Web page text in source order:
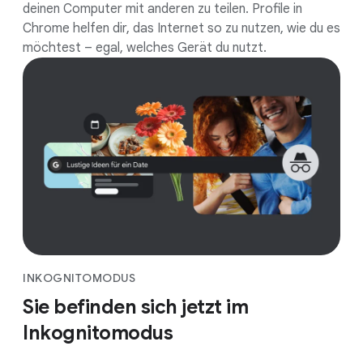
deinen Computer mit anderen zu teilen. Profile in
Chrome helfen dir, das Internet so zu nutzen, wie du es
möchtest – egal, welches Gerät du nutzt.
INKOGNITOMODUS
Sie befinden sich jetzt im
Inkognitomodus